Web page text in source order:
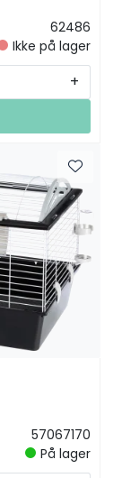
62486
Ikke på lager
+
57067170
På lager